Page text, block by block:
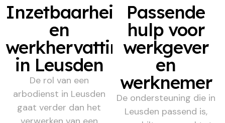
Inzetbaarheid
en
werkhervatting
in Leusden
De rol van een
arbodienst in Leusden
gaat verder dan het
Passende
hulp voor
werkgever
en
werknemer
De ondersteuning die in
Leusden passend is,